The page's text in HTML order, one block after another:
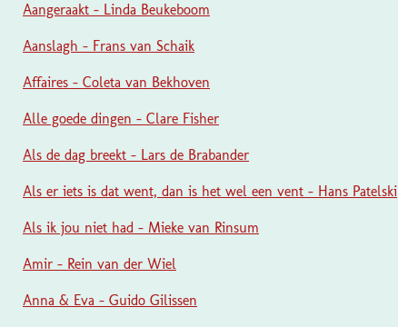
Aangeraakt - Linda Beukeboom
Aanslagh - Frans van Schaik
Affaires - Coleta van Bekhoven
Alle goede dingen - Clare Fisher
Als de dag breekt - Lars de Brabander
Als er iets is dat went, dan is het wel een vent - Hans Patelski
Als ik jou niet had - Mieke van Rinsum
Amir - Rein van der Wiel
Anna & Eva - Guido Gilissen